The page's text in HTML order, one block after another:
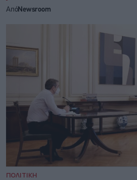
ΑπόNewsroom
ΠΟΛΙΤΙΚΗ